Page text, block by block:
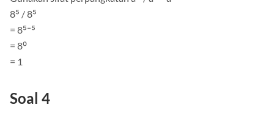
8⁵ / 8⁵
= 8⁵⁻⁵
= 8⁰
= 1
Soal 4